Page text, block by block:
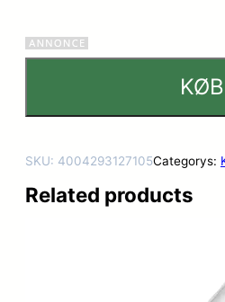
KØB
SKU: 4004293127105Categorys:
Related products